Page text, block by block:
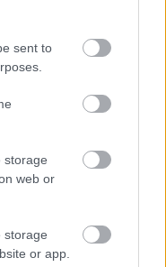
sent to
storage
web or
storage
or app.
leleplezik a
segítheti
Martinhoz